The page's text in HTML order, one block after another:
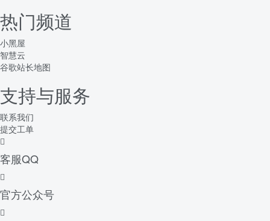
热门频道
小黑屋
智慧云
谷歌站长地图
支持与服务
联系我们
提交工单
客服QQ
官方公众号